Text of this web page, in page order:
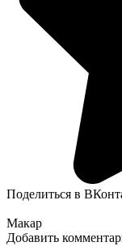
Поделиться в
Макар
Добавить